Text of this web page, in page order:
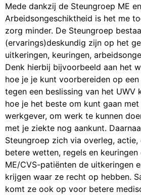
Mede dankzij de Steungroep ME en
Arbeidsongeschiktheid is het me
zorg minder. De Steungroep
(ervarings)deskundig zijn op het
uitkeringen, keuringen,
Denk hierbij bijvoorbeeld aan het
hoe je je kunt voorbereiden op
tegen een beslissing van het UWV
hoe je het beste om kunt gaan
werkgever, om werk te kunnen
met je ziekte nog aankunt.
Steungroep zich via overleg,
betere wetten, regels en
ME/CVS-patiënten de uitkeringen
krijgen waar ze recht op hebben.
komt ze ook op voor betere